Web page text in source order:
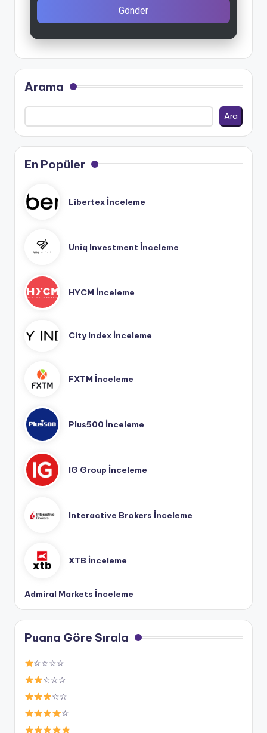
Gönder
Arama
Ara
En Popüler
Libertex İnceleme
Uniq Investment İnceleme
HYCM İnceleme
City Index İnceleme
FXTM İnceleme
Plus500 İnceleme
IG Group İnceleme
Interactive Brokers İnceleme
XTB İnceleme
Admiral Markets İnceleme
Puana Göre Sırala
☆☆☆☆
☆☆☆
☆☆
☆